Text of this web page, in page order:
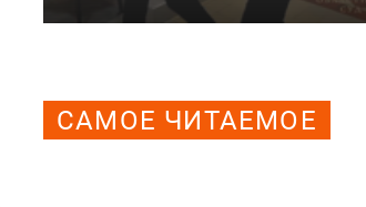
САМОЕ ЧИТАЕМОЕ